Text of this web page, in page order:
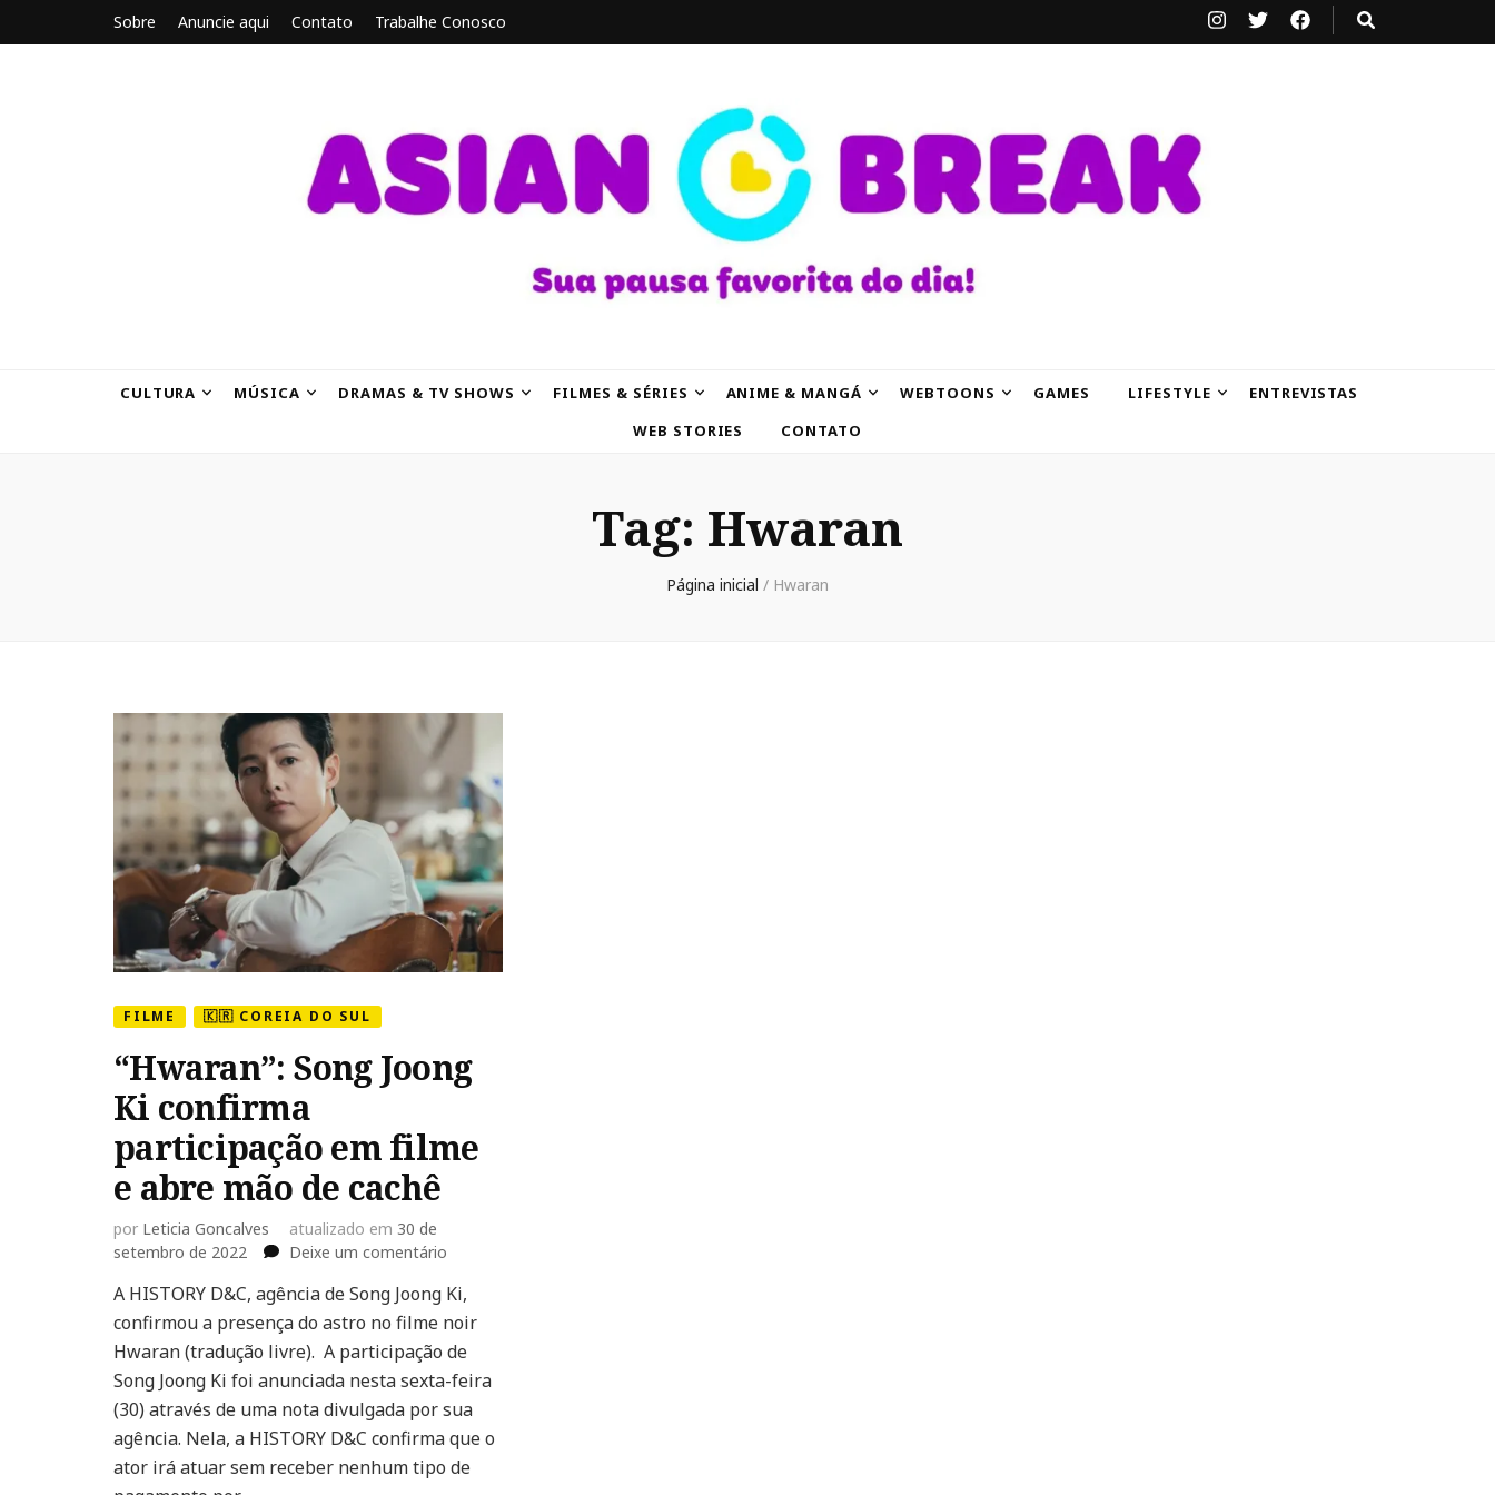
Sobre Anuncie aqui Contato Trabalhe Conosco
CULTURA MÚSICA DRAMAS & TV SHOWS FILMES & SÉRIES ANIME & MANGÁ WEBTOONS GAMES LIFESTYLE
ENTREVISTAS
WEB STORIES
CONTATO
Tag: Hwaran
Página inicial / Hwaran
FILME 🇰🇷 COREIA DO SUL
“Hwaran”: Song Joong
Ki confirma
participação em filme
e abre mão de cachê
por Leticia Goncalves atualizado em 30 de
setembro de 2022
Deixe um comentário
Song
Joong
Ki
participação
em
filme
e
A HISTORY D&C, agência de Song Joong Ki,
confirmou a presença do astro no filme noir
Hwaran (tradução livre). A participação de
Song Joong Ki foi anunciada nesta sexta-feira
(30) através de uma nota divulgada por sua
agência. Nela, a HISTORY D&C confirma que o
ator irá atuar sem receber nenhum tipo de